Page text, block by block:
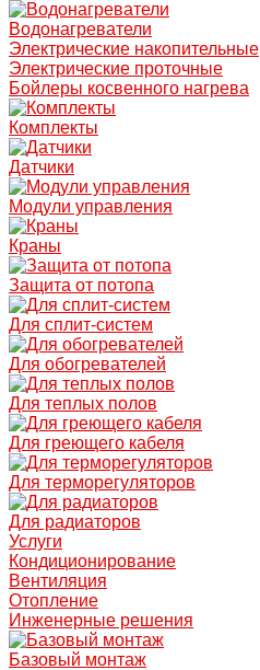
Водонагреватели
Электрические накопительные
Электрические проточные
Бойлеры косвенного нагрева
Комплекты
Датчики
Модули управления
Краны
Защита от потопа
Для сплит-систем
Для обогревателей
Для теплых полов
Для греющего кабеля
Для терморегуляторов
Для радиаторов
Услуги
Кондиционирование
Вентиляция
Отопление
Инженерные решения
Базовый монтаж